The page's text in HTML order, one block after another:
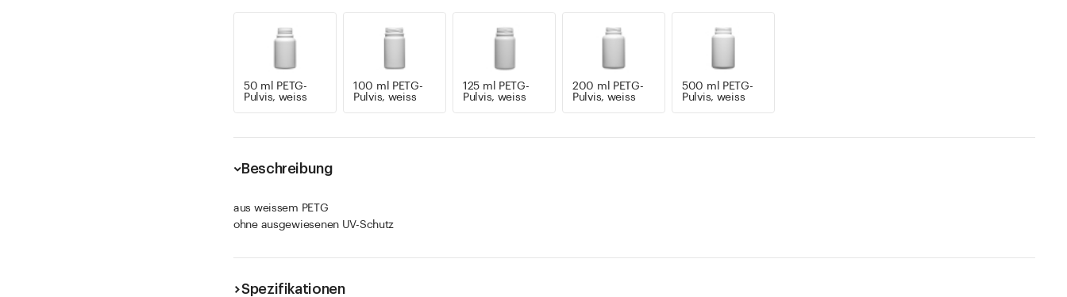
50 ml PETG-
Pulvis, weiss
100 ml PETG-
Pulvis, weiss
125 ml PETG-
Pulvis, weiss
200 ml PETG-
Pulvis, weiss
500 ml PETG-
Pulvis, weiss
Beschreibung
aus weissem PETG
ohne ausgewiesenen UV-Schutz
Spezifikationen